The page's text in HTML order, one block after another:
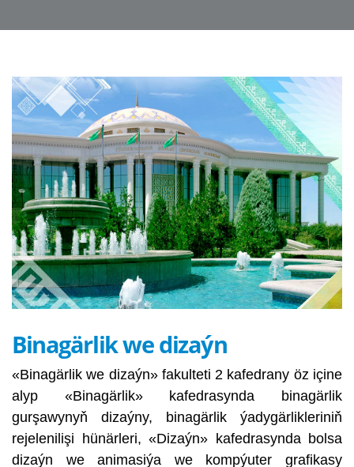
Binagärlik we dizaýn
«Binagärlik we dizaýn» fakulteti 2 kafedrany öz içine
alyp «Binagärlik» kafedrasynda binagärlik
gurşawynyň dizaýny, binagärlik ýadygärlikleriniň
rejelenilişi hünärleri, «Dizaýn» kafedrasynda bolsa
dizaýn we animasiýa we kompýuter grafikasy